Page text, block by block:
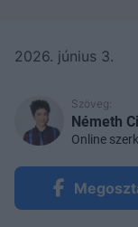
2026. június 3.
Szöveg:
Németh
Online